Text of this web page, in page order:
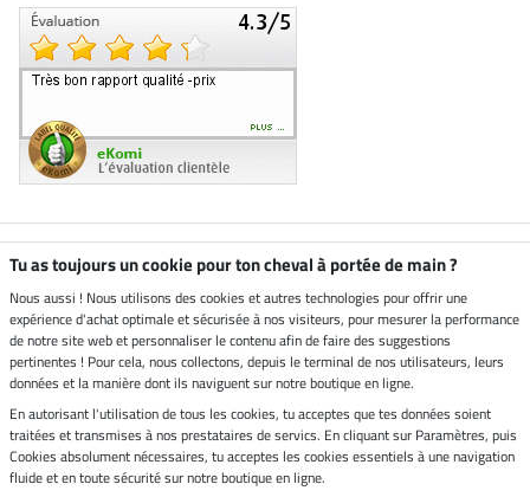
Boutique climatiquement
neutre
Livraison par
Paiement sécurisé
Tu as toujours un cookie pour ton cheval à portée de main ?
Nous aussi ! Nous utilisons des cookies et autres technologies pour offrir une
expérience d'achat optimale et sécurisée à nos visiteurs, pour mesurer la performance
de notre site web et personnaliser le contenu afin de faire des suggestions
pertinentes ! Pour cela, nous collectons, depuis le terminal de nos utilisateurs, leurs
données et la manière dont ils naviguent sur notre boutique en ligne.
En autorisant l'utilisation de tous les cookies, tu acceptes que tes données soient
traitées et transmises à nos prestataires de servics. En cliquant sur Paramètres, puis
Cookies absolument nécessaires, tu acceptes les cookies essentiels à une navigation
fluide et en toute sécurité sur notre boutique en ligne.